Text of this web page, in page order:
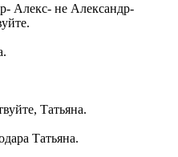
Алекс- не Александр-
Татьяна.
Татьяна.